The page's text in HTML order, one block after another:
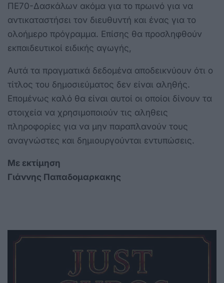
ΠΕ70-Δασκάλων ακόμα για το πρωινό για να
αντικαταστήσει τον διευθυντή και ένας για το
ολοήμερο πρόγραμμα. Επίσης θα προσληφθούν
εκπαιδευτικοί ειδικής αγωγής,
Αυτά τα πραγματικά δεδομένα αποδεικνύουν ότι ο
τίτλος του δημοσιεύματος δεν είναι αληθής.
Επομένως καλό θα είναι αυτοί οι οποίοι δίνουν τα
στοιχεία να χρησιμοποιούν τις αληθεις
πληροφορίες για να μην παραπλανούν τους
αναγνώστες και δημιουργούνται εντυπώσεις.
Με εκτίμηση
Γιάννης Παπαδομαρκακης